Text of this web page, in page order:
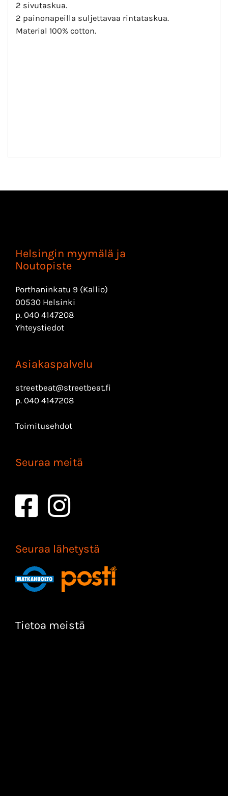
2 sivutaskua.
2 painonapeilla suljettavaa rintataskua.
Material 100% cotton.
Helsingin myymälä ja
Noutopiste
Porthaninkatu 9 (Kallio)
00530 Helsinki
p. 040 4147208
Yhteystiedot
Asiakaspalvelu
streetbeat@streetbeat.fi
p. 040 4147208
Toimitusehdot
Seuraa meitä
Seuraa lähetystä
Tietoa meistä